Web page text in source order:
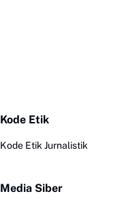
Kode Etik
Kode Etik Jurnalistik
Media Siber